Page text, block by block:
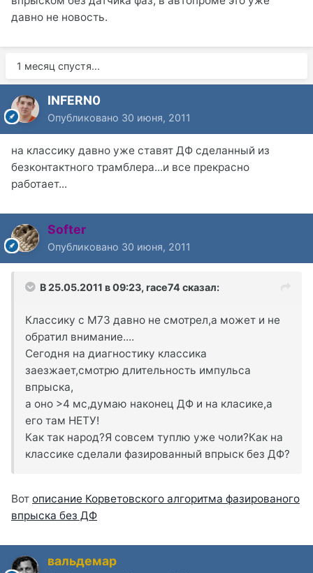
давно не новость.
1 месяц спустя...
INFERN0
Опубликовано 30 июня, 2011
на классику давно уже ставят ДФ сделанный из
безконтактного трамблера...и все прекрасно
работает...
Softer
Опубликовано 30 июня, 2011
В 25.05.2011 в 09:23, race74 сказал:
Классику с M73 давно не смотрел,а может и не
обратил внимание....
Сегодня на диагностику классика
заезжает,смотрю длительность импульса
впрыска,
а оно >4 мс,думаю наконец ДФ и на класике,а
его там НЕТУ!
Как так народ?Я совсем туплю уже чоли?Как на
классике сделали фазированный впрыск без ДФ?
Вот описание Корветовского алгоритма фазированого
впрыска без ДФ
вальдемар